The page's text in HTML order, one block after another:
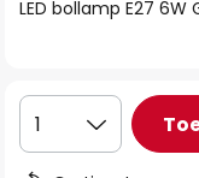
gallerij
LED bollamp E27
1